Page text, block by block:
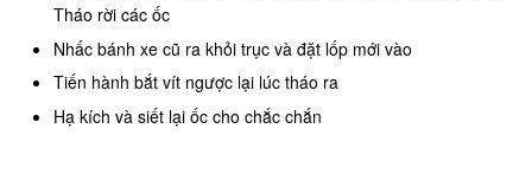
Tháo rời các ốc
Nhấc bánh xe cũ ra khỏi trục và đặt lốp mới vào
Tiến hành bắt vít ngược lại lúc tháo ra
Hạ kích và siết lại ốc cho chắc chắn